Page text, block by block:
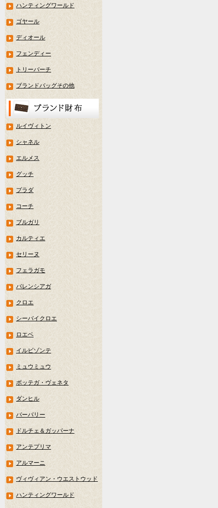
ハンティングワールド
ゴヤール
ディオール
フェンディー
トリーバーチ
ブランドバッグその他
ルイヴィトン
シャネル
エルメス
グッチ
プラダ
コーチ
ブルガリ
カルティエ
セリーヌ
フェラガモ
バレンシアガ
クロエ
シーバイクロエ
ロエベ
イルビゾンテ
ミュウミュウ
ボッテガ・ヴェネタ
ダンヒル
バーバリー
ドルチェ＆ガッパーナ
アンテプリマ
アルマーニ
ヴィヴィアン・ウエストウッド
ハンティングワールド